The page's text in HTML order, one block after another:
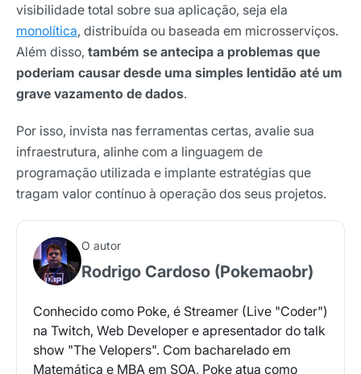
visibilidade total sobre sua aplicação, seja ela
monolítica, distribuída ou baseada em microsserviços.
Além disso, também se antecipa a problemas que
poderiam causar desde uma simples lentidão até um
grave vazamento de dados.
Por isso, invista nas ferramentas certas, avalie sua
infraestrutura, alinhe com a linguagem de
programação utilizada e implante estratégias que
tragam valor contínuo à operação dos seus projetos.
O autor
Rodrigo Cardoso (Pokemaobr)
Conhecido como Poke, é Streamer (Live "Coder")
na Twitch, Web Developer e apresentador do talk
show "The Velopers". Com bacharelado em
Matemática e MBA em SOA, Poke atua como